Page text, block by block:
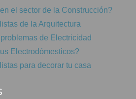
el sector de la Construcción?
de la Arquitectura
de Electricidad
Electrodómesticos?
para decorar tu casa